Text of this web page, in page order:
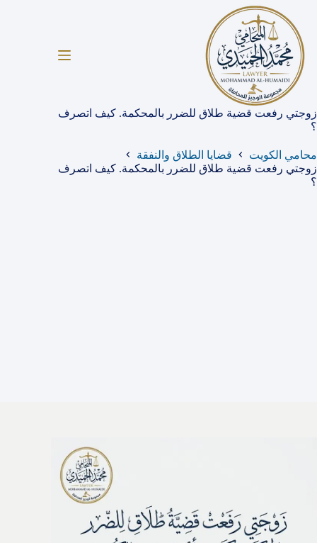
المحتوى
زوجتي رفعت قضية طلاق للضرر بالمحكمة. كيف اتصرف
؟
محامي الكويت
قضايا الطلاق والنفقة
زوجتي رفعت قضية طلاق للضرر بالمحكمة. كيف اتصرف
؟